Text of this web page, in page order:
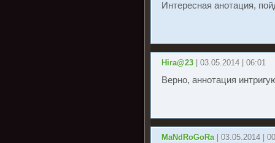
Интересная анотация,
Hira@23 | 03.05.2014 | 06:01
Верно, аннотация
MaNdRoGoRa | 03.05.2014 |